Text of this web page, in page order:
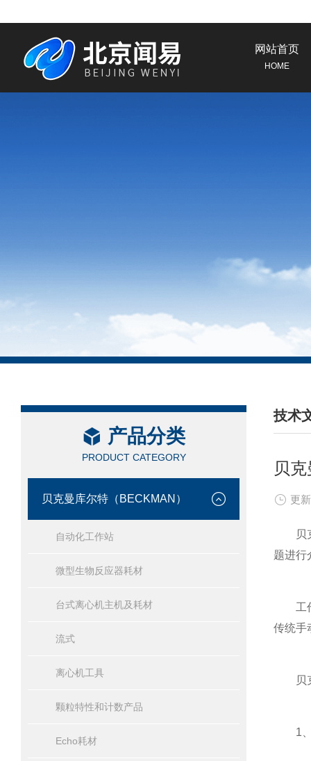
网站首页
HOME
产品分类
PRODUCT CATEGORY
贝克曼库尔特（BECKMAN）
自动化工作站
微型生物反应器耗材
台式离心机主机及耗材
流式
离心机工具
颗粒特性和计数产品
Echo耗材
技术
/
贝
更
贝克
题进行
工作
传统手
贝克
1、